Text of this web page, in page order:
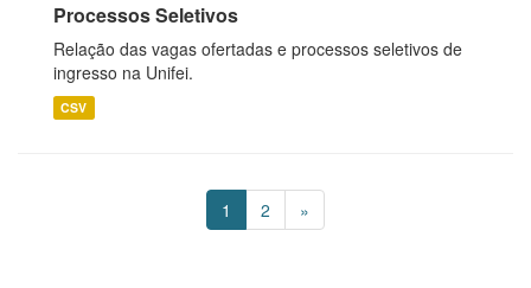
Processos Seletivos
Relação das vagas ofertadas e processos seletivos de
ingresso na Unifei.
CSV
1 2 »